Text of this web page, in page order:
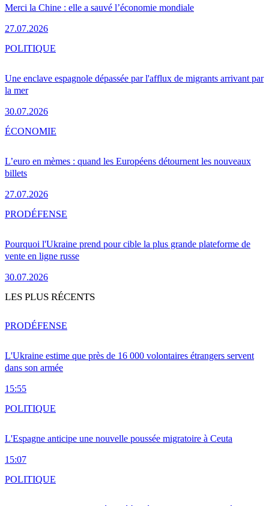
Merci la Chine : elle a sauvé l’économie mondiale
27.07.2026
Une enclave espagnole dépassée par l'afflux de migrants arrivant par
la mer
30.07.2026
POLITIQUE
L’euro en mèmes : quand les Européens détournent les nouveaux
billets
27.07.2026
ÉCONOMIE
Pourquoi l'Ukraine prend pour cible la plus grande plateforme de
vente en ligne russe
30.07.2026
PRODÉFENSE
LES PLUS RÉCENTS
L'Ukraine estime que près de 16 000 volontaires étrangers servent
dans son armée
15:55
PRODÉFENSE
L'Espagne anticipe une nouvelle poussée migratoire à Ceuta
15:07
POLITIQUE
POLITIQUE